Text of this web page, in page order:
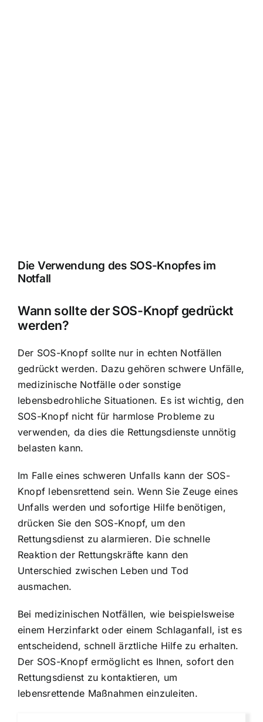
Die Verwendung des SOS-Knopfes im
Notfall
Wann sollte der SOS-Knopf gedrückt
werden?
Der SOS-Knopf sollte nur in echten Notfällen
gedrückt werden. Dazu gehören schwere Unfälle,
medizinische Notfälle oder sonstige
lebensbedrohliche Situationen. Es ist wichtig, den
SOS-Knopf nicht für harmlose Probleme zu
verwenden, da dies die Rettungsdienste unnötig
belasten kann.
Im Falle eines schweren Unfalls kann der SOS-
Knopf lebensrettend sein. Wenn Sie Zeuge eines
Unfalls werden und sofortige Hilfe benötigen,
drücken Sie den SOS-Knopf, um den
Rettungsdienst zu alarmieren. Die schnelle
Reaktion der Rettungskräfte kann den
Unterschied zwischen Leben und Tod
ausmachen.
Bei medizinischen Notfällen, wie beispielsweise
einem Herzinfarkt oder einem Schlaganfall, ist es
entscheidend, schnell ärztliche Hilfe zu erhalten.
Der SOS-Knopf ermöglicht es Ihnen, sofort den
Rettungsdienst zu kontaktieren, um
lebensrettende Maßnahmen einzuleiten.